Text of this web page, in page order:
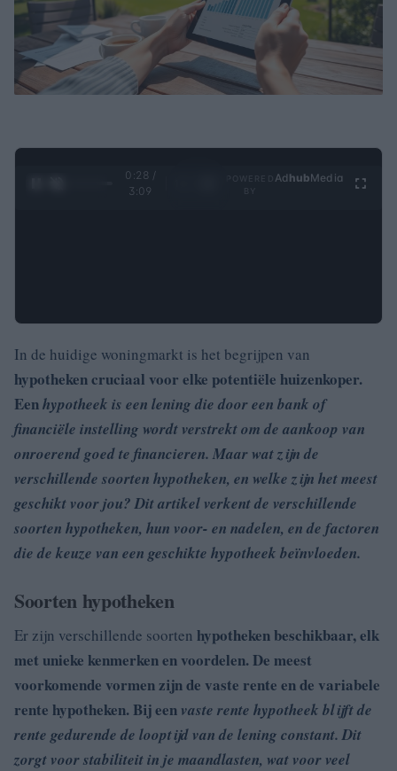
0:29 /
3:09
Ad hubMedia
In de huidige woningmarkt is het begrijpen van
hypotheken cruciaal voor elke potentiële huizenkoper.
Eenhypotheek is een lening die door een bank of
financiële instelling wordt verstrekt om de aankoop van
onroerend goed te financieren. Maar wat zijn de
verschillende soorten hypotheken, en welke zijn het meest
geschikt voor jou? Dit artikel verkent de verschillende
soorten hypotheken, hun voor- en nadelen, en de factoren
die de keuze van een geschikte hypotheek beïnvloeden.
Soorten hypotheken
Er zijn verschillende soorten hypotheken beschikbaar, elk
met unieke kenmerken en voordelen. De meest
voorkomende vormen zijn de vaste rente en de variabele
rente hypotheken. Bij een vaste rente hypotheek blijft de
rente gedurende de looptijd van de lening constant. Dit
zorgt voor stabiliteit in je maandlasten, wat voor veel